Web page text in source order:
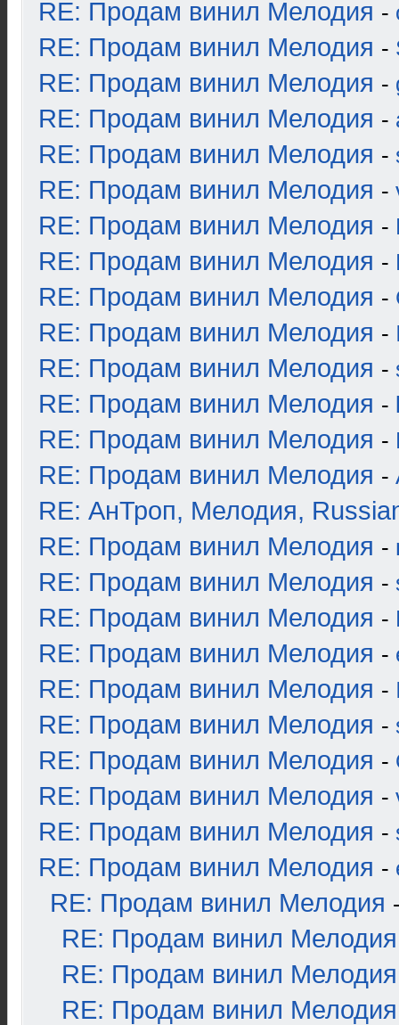
RE: Продам винил Мелодия -
RE: Продам винил Мелодия -
RE: Продам винил Мелодия -
RE: Продам винил Мелодия -
RE: Продам винил Мелодия -
RE: Продам винил Мелодия -
RE: Продам винил Мелодия -
RE: Продам винил Мелодия -
RE: Продам винил Мелодия -
RE: Продам винил Мелодия -
RE: Продам винил Мелодия -
RE: Продам винил Мелодия -
RE: Продам винил Мелодия -
RE: Продам винил Мелодия -
RE: АнТроп, Мелодия,
RE: Продам винил Мелодия -
RE: Продам винил Мелодия -
RE: Продам винил Мелодия -
RE: Продам винил Мелодия -
RE: Продам винил Мелодия -
RE: Продам винил Мелодия -
RE: Продам винил Мелодия -
RE: Продам винил Мелодия -
RE: Продам винил Мелодия -
RE: Продам винил Мелодия -
RE: Продам винил Мелодия
RE: Продам винил Мелодия
RE: Продам винил Мелодия
RE: Продам винил Мелодия